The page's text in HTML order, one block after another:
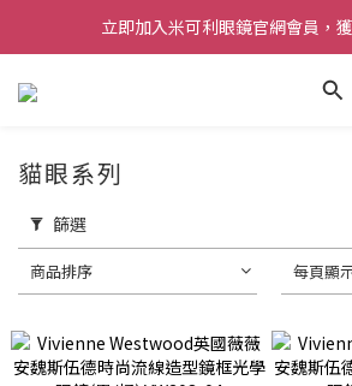
立即加入米可利眼鏡官網會員，
貓眼系列
篩選
商品排序 每頁顯